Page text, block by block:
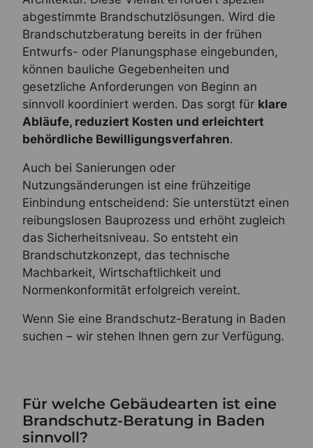
abgestimmte Brandschutzlösungen. Wird die
Brandschutzberatung bereits in der frühen
Entwurfs- oder Planungsphase eingebunden,
können bauliche Gegebenheiten und
gesetzliche Anforderungen von Beginn an
sinnvoll koordiniert werden. Das sorgt für klare
Abläufe, reduziert Kosten und erleichtert
behördliche Bewilligungsverfahren.
Auch bei Sanierungen oder
Nutzungsänderungen ist eine frühzeitige
Einbindung entscheidend: Sie unterstützt einen
reibungslosen Bauprozess und erhöht zugleich
das Sicherheitsniveau. So entsteht ein
Brandschutzkonzept, das technische
Machbarkeit, Wirtschaftlichkeit und
Normenkonformität erfolgreich vereint.
Wenn Sie eine Brandschutz-Beratung in Baden
suchen – wir stehen Ihnen gern zur Verfügung.
Für welche Gebäudearten ist eine
Brandschutz-Beratung in Baden
sinnvoll?